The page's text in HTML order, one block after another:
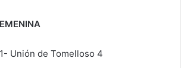
Unión de Tomelloso 4